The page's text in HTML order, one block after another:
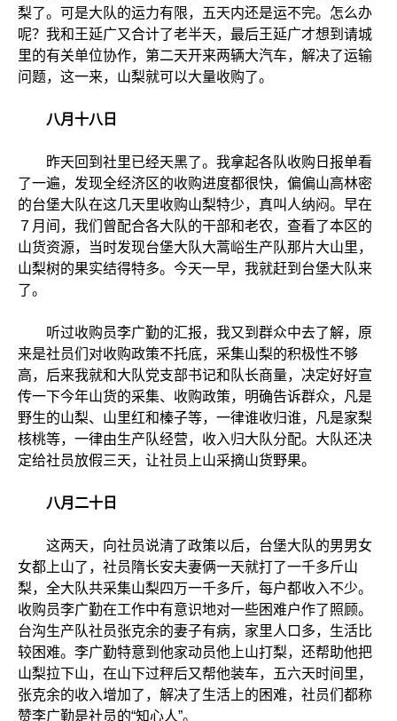
梨了。可是大队的运力有限，五天内还是运不完。怎么办
呢？我和王延广又合计了老半天，最后王延广才想到请城
里的有关单位协作，第二天开来两辆大汽车，解决了运输
问题，这一来，山梨就可以大量收购了。
八月十八日
昨天回到社里已经天黑了。我拿起各队收购日报单看
了一遍，发现全经济区的收购进度都很快，偏偏山高林密
的台堡大队在这几天里收购山梨特少，真叫人纳闷。早在
７月间，我们曾配合各大队的干部和老农，查看了本区的
山货资源，当时发现台堡大队大蒿峪生产队那片大山里，
山梨树的果实结得特多。今天一早，我就赶到台堡大队来
了。
听过收购员李广勤的汇报，我又到群众中去了解，原
来是社员们对收购政策不托底，采集山梨的积极性不够
高，后来我就和大队党支部书记和队长商量，决定好好宣
传一下今年山货的采集、收购政策，明确告诉群众，凡是
野生的山梨、山里红和榛子等，一律谁收归谁，凡是家梨
核桃等，一律由生产队经营，收入归大队分配。大队还决
定给社员放假三天，让社员上山采摘山货野果。
八月二十日
这两天，向社员说清了政策以后，台堡大队的男男女
女都上山了，社员隋长安夫妻俩一天就打了一千多斤山
梨，全大队共采集山梨四万一千多斤，每户都收入不少。
收购员李广勤在工作中有意识地对一些困难户作了照顾。
台沟生产队社员张克余的妻子有病，家里人口多，生活比
较困难。李广勤特意到他家动员他上山打梨，还帮助他把
山梨拉下山，在山下过秤后又帮他装车，五六天时间里，
张克余的收入增加了，解决了生活上的困难，社员们都称
赞李广勤是社员的“知心人”。